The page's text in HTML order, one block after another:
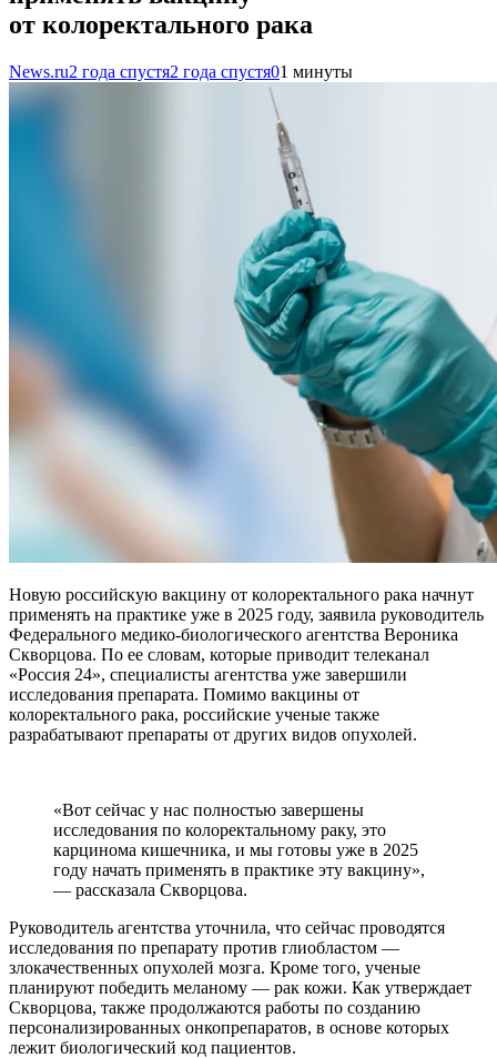
от колоректального рака
News.ru2 года спустя2 года спустя01 минуты
Новую российскую вакцину от колоректального рака начнут
применять на практике уже в 2025 году, заявила руководитель
Федерального медико-биологического агентства Вероника
Скворцова. По ее словам, которые приводит телеканал
«Россия 24», специалисты агентства уже завершили
исследования препарата. Помимо вакцины от
колоректального рака, российские ученые также
разрабатывают препараты от других видов опухолей.
«Вот сейчас у нас полностью завершены
исследования по колоректальному раку, это
карцинома кишечника, и мы готовы уже в 2025
году начать применять в практике эту вакцину»,
— рассказала Скворцова.
Руководитель агентства уточнила, что сейчас проводятся
исследования по препарату против глиобластом —
злокачественных опухолей мозга. Кроме того, ученые
планируют победить меланому — рак кожи. Как утверждает
Скворцова, также продолжаются работы по созданию
персонализированных онкопрепаратов, в основе которых
лежит биологический код пациентов.